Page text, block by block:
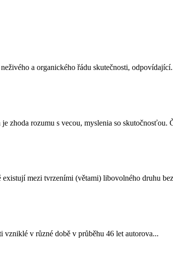
a organického řádu skutečnosti,
zhoda rozumu s vecou, myslenia so skutočnosťou.
mezi tvrzeními (větami) libovolného druhu
vzniklé v různé době v průběhu 46 let autorova...